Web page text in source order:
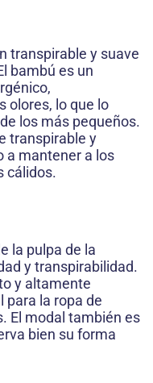
transpirable y suave
bambú es un
olores, lo que lo
los más pequeños.
transpirable y
a mantener a los
cálidos.
la pulpa de la
y transpirabilidad.
y altamente
para la ropa de
El modal también es
bien su forma